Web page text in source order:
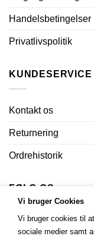
Handelsbetingelser
Privatlivspolitik
KUNDESERVICE
Kontakt os
Returnering
Ordrehistorik
FØLG OS
Vi bruger Cookies
Vi bruger cookies til
sociale medier samt